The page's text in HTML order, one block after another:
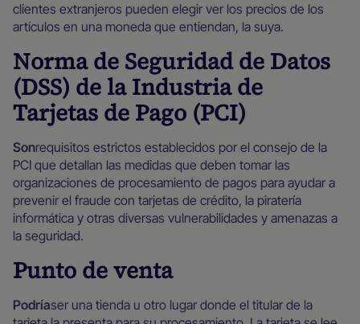
clientes extranjeros pueden elegir ver los precios de los
artículos en una moneda que entiendan, la suya.
Norma de Seguridad de Datos
(DSS) de la Industria de
Tarjetas de Pago (PCI)
‍Sonrequisitos estrictos establecidos por el consejo de la
PCI que detallan las medidas que deben tomar las
organizaciones de procesamiento de pagos para ayudar a
prevenir el fraude con tarjetas de crédito, la piratería
informática y otras diversas vulnerabilidades y amenazas a
la seguridad.
Punto de venta
‍Podríaser una tienda u otro lugar donde el titular de la